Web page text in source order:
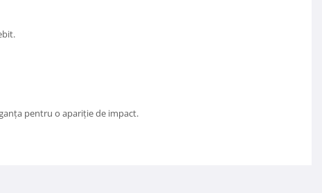
pentru o apariție de impact.